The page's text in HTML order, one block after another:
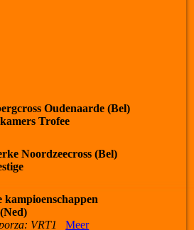
Oudenaarde (Bel)
Trofee
Noordzeecross (Bel)
kampioenschappen
VRT1
Meer